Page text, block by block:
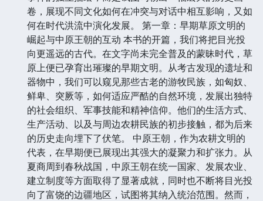
卷，展现不同文化如何在冲突与对话中相互影响，又如
何在时代洪流中演化发展。 第一章：早期草原文明的
崛起与中原王朝的互动 本书的开篇，我们将把目光投
向更遥远的古代。在文字尚未完全普及的蒙昧时代，草
原上便已孕育出璀璨的早期文明。从考古发现的遗址和
器物中，我们可以窥见那些古老的游牧民族，如匈奴、
鲜卑、突厥等，如何适应严酷的自然环境，发展出独特
的社会组织、军事技能和精神信仰。他们的生活方式、
生产活动、以及与周边农耕民族的初步接触，都为后来
的历史走向埋下了伏笔。 中原王朝，作为农耕文明的
代表，在早期便已展现出其强大的凝聚力和扩张力。从
夏商周到春秋战国，中原王朝在统一国家、发展农业、
建立制度等方面取得了显著成就，同时也不断将目光投
向了富饶的边疆地区，试图将其纳入统治范围。然而，